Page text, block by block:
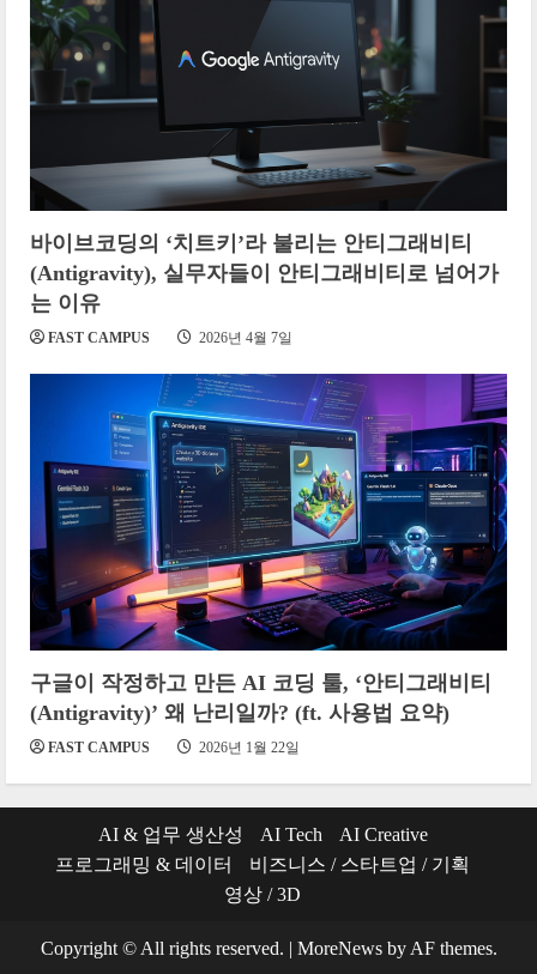
바이브코딩의 ‘치트키’라 불리는 안티그래비티
(Antigravity), 실무자들이 안티그래비티로 넘어가
는 이유
FAST CAMPUS 2026년 4월 7일
구글이 작정하고 만든 AI 코딩 툴, ‘안티그래비티
(Antigravity)’ 왜 난리일까? (ft. 사용법 요약)
FAST CAMPUS 2026년 1월 22일
AI & 업무 생산성 AI Tech
AI Creative
프로그래밍 & 데이터
비즈니스 / 스타트업 / 기획
영상 / 3D
Copyright © All rights reserved. | MoreNewsby AF themes.